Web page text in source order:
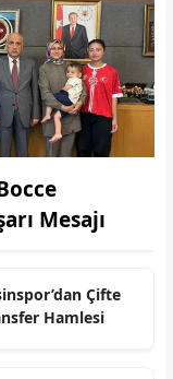
Mesajı
Çifte
Hamlesi